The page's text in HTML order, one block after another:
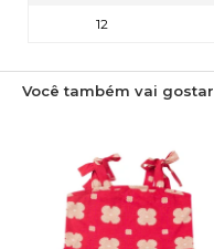
12
Você também vai gostar